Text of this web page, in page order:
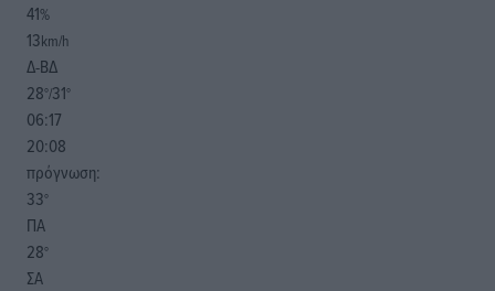
41%
13km/h
Δ-ΒΔ
28°/31°
06:17
20:08
πρόγνωση:
33°
ΠΑ
28°
ΣΑ